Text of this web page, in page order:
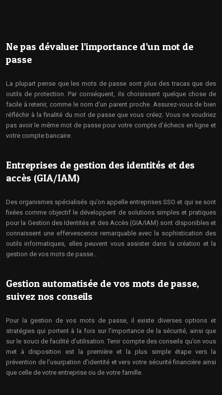
Ne pas dévaluer l’importance d’un mot de
passe
La plupart pense que les mots de passe sont plus des tracas que des
outils de protection. Par conséquent, ils choisissent quelque chose de
facile à retenir, comme le nom d’un parent proche. Assurez-vous de bien
réfléchir à la finalité du mot de passe que vous créez. Vous ne voudriez
pas avoir le même mot de passe pour votre compte d’échecs en ligne et
votre compte bancaire.
Entreprises de gestion des identités et des
accès (GIA/IAM)
Des organismes spécialisés qu’on appelle entreprises SSO et qui se sont
fixées comme objectif le développent de solutions simples et pratiques
pour la Gestion des Identités et des Accès (GIA/IAM) sont disponibles et
connaissent une effervescence remarquable avec la sophistication des
outils informatiques, elles peuvent vous assister dans la création et la
gestion de vos mots de passe…
Gestion automatisée de vos mots de passe,
suivez nos conseils
Pour la gestion de vos mots de passe, il existe diverses options et
stratégies qui portent à la fois sur l’importance de la sécurité, ainsi que
sur le souci de facilité d’utilisation. Tenir compte des conseils qu’on vous
met à disposition est la première et la plus simple étape vers la
prévention de l’usurpation d’identité et vers votre sécurité financière ainsi
que celle de votre entreprise ou de votre famille.